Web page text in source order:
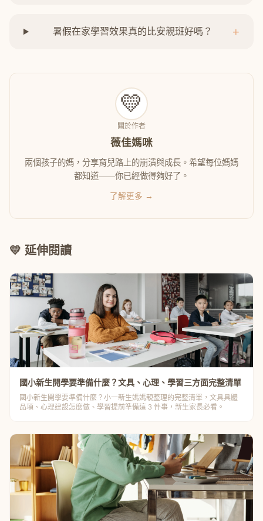
暑假在家學習效果真的比安親班好嗎？ +
💛
關於作者
薇佳媽咪
兩個孩子的媽，分享育兒路上的崩潰與成長。希望每位媽媽
都知道——你已經做得夠好了。
了解更多 →
💛 延伸閱讀
國小新生開學要準備什麼？文具、心理、學習三方面完整清單
國小新生開學要準備什麼？小一新生媽媽親整理的完整清單，文具具體
品項、心理建設怎麼做、學習提前準備這 3 件事，新生家長必看。